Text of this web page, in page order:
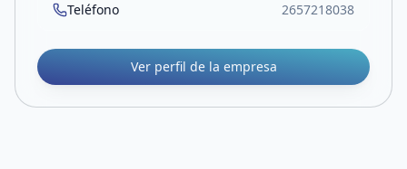
Teléfono 2657218038
Ver perfil de la empresa